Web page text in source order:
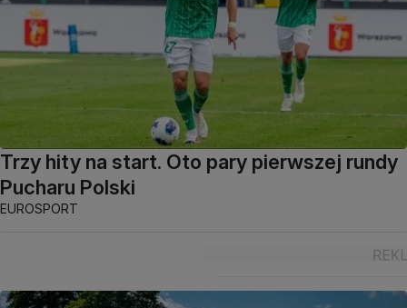
Trzy hity na start. Oto pary pierwszej rundy
Pucharu Polski
EUROSPORT